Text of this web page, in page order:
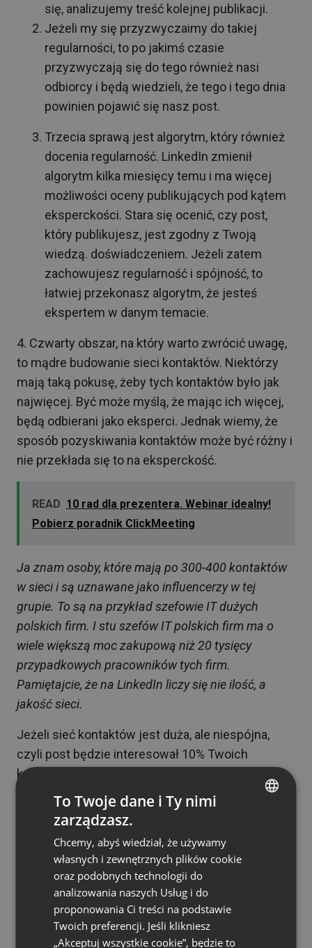
się, analizujemy treść kolejnej publikacji.
Jeżeli my się przyzwyczaimy do takiej
regularności, to po jakimś czasie
przyzwyczają się do tego również nasi
odbiorcy i będą wiedzieli, że tego i tego dnia
powinien pojawić się nasz post.
Trzecia sprawą jest algorytm, który również
docenia regularność. LinkedIn zmienił
algorytm kilka miesięcy temu i ma więcej
możliwości oceny publikujących pod kątem
eksperckości. Stara się ocenić, czy post,
który publikujesz, jest zgodny z Twoją
wiedzą. doświadczeniem. Jeżeli zatem
zachowujesz regularność i spójność, to
łatwiej przekonasz algorytm, że jesteś
ekspertem w danym temacie.
4️. Czwarty obszar, na który warto zwrócić uwagę,
to mądre budowanie sieci kontaktów. Niektórzy
mają taką pokusę, żeby tych kontaktów było jak
najwięcej. Być może myślą, że mając ich więcej,
będą odbierani jako eksperci. Jednak wiemy, że
sposób pozyskiwania kontaktów może być różny i
nie przekłada się to na eksperckość.
READ 10 rad dla prezentera. Webinar idealny!
Pobierz poradnik ClickMeeting
Ja znam osoby, które mają po 300-400 kontaktów
w sieci i są uznawane jako influencerzy w tej
grupie. To są na przykład szefowie IT dużych
polskich firm. I stu szefów IT polskich firm ma o
wiele większą moc zakupową niż 20 tysięcy
przypadkowych pracowników tych firm.
Pamiętajcie, że na LinkedIn liczy się nie ilość, a
jakość sieci.
Jeżeli sieć kontaktów jest duża, ale niespójna,
czyli post będzie interesował 10% Twoich
kontaktów, to źle wpłynie na algorytm LinkedIn.
Jeżeli zatem masz dużą sieć, ale Twój post
polubiło czy skomentowało 10% kontaktów, to źle
świadczy o jakości Twoich treści. I algorytm to też
odnotuje. Taka rozbudowana, ale niespójna sieć
kontaktów może czasami bardziej zaszkodzić, niż
pomóc.
Najefektywniejsza metoda
FRENCH
RUSSIAN
SPANISH
To Twoje dane i Ty nimi
zarządzasz.
Chcemy, abyś wiedział, że używamy
własnych i zewnętrznych plików cookie
oraz podobnych technologii do
analizowania naszych Usług i do
proponowania Ci treści na podstawie
Twoich preferencji. Jeśli klikniesz
„Akceptuj wszystkie cookie”, będzie to